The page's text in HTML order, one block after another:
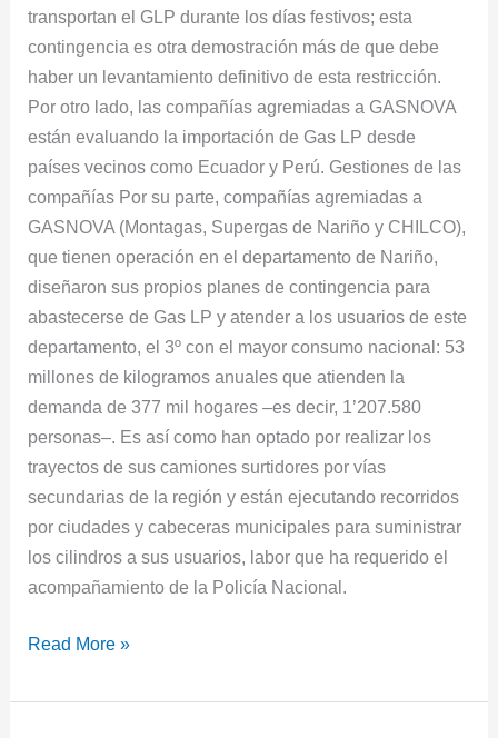
transportan el GLP durante los días festivos; esta
contingencia es otra demostración más de que debe
haber un levantamiento definitivo de esta restricción.
Por otro lado, las compañías agremiadas a GASNOVA
están evaluando la importación de Gas LP desde
países vecinos como Ecuador y Perú. Gestiones de las
compañías Por su parte, compañías agremiadas a
GASNOVA (Montagas, Supergas de Nariño y CHILCO),
que tienen operación en el departamento de Nariño,
diseñaron sus propios planes de contingencia para
abastecerse de Gas LP y atender a los usuarios de este
departamento, el 3º con el mayor consumo nacional: 53
millones de kilogramos anuales que atienden la
demanda de 377 mil hogares –es decir, 1’207.580
personas–. Es así como han optado por realizar los
trayectos de sus camiones surtidores por vías
secundarias de la región y están ejecutando recorridos
por ciudades y cabeceras municipales para suministrar
los cilindros a sus usuarios, labor que ha requerido el
acompañamiento de la Policía Nacional.
Read More »